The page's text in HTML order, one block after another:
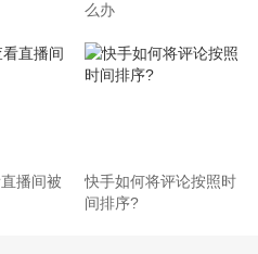
么办
播间被
快手如何将评论按照时
间排序?